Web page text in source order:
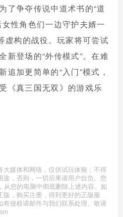
了争夺传说中道术书的“道
性角色们一边守护夫婿一
虚构的战役。玩家将可尝试
新登场的“外传模式”。在难
追加更简单的“入门”模式，
《真三国无双》的游戏乐
媒体和网络，仅供试玩体验；不得
，否则，一切后果请用户自负。您
从您的电脑中彻底删除上述内容。如
，购买注册，得到更好的正版服
侵权请邮件与我们联系处理。敬请